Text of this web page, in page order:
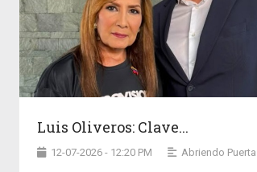
Luis Oliveros: Clave...
12-07-2026 - 12:20 PM Abriendo